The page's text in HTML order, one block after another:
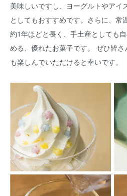
美味しいですし、ヨーグルトやアイ
としてもおすすめです。さらに、常
約1年ほどと長く、手土産としても
める、優れたお菓子です。 ぜひ皆
も楽しんでいただけると幸いです。